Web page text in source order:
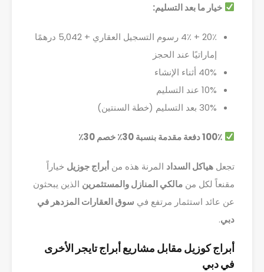
خيار ما بعد التسليم:
20٪ + 4٪ رسوم التسجيل العقاري + 5,042 درهمًا
إماراتيًا عند الحجز
40% أثناء الإنشاء
10% عند التسليم
30% بعد التسليم (خطة السنتين)
100٪ دفعة مقدمة بنسبة 30٪ خصم 30٪
تجعل هياكل السداد المرنة هذه من أبراج جوزيل خياراً
مقنعاً لكل من مالكي المنازل والمستثمرين الذين يبحثون
عن عائد استثمار مرتفع في سوق العقارات المزدهر في
دبي.
أبراج كوزيل مقابل مشاريع أبراج تايجر الأخرى
في دبي